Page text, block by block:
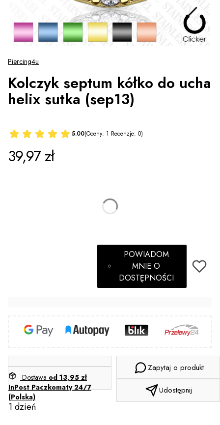
Piercing4u
Kolczyk septum kółko do ucha
helix sutka (sep13)
5.00(Oceny: 1 Recenzje: 0)
Cena
39,97 zł
POWIADOM
MNIE O
DOSTĘPNOŚCI
Dostawa od 13,95 zł
InPost Paczkomaty 24/7
(Polska)
1 dzień
Zapytaj o produkt
Udostępnij